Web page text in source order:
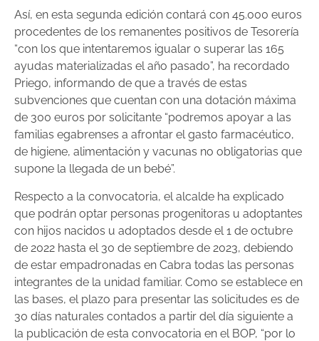
Así, en esta segunda edición contará con 45.000 euros
procedentes de los remanentes positivos de Tesorería
“con los que intentaremos igualar o superar las 165
ayudas materializadas el año pasado”, ha recordado
Priego, informando de que a través de estas
subvenciones que cuentan con una dotación máxima
de 300 euros por solicitante “podremos apoyar a las
familias egabrenses a afrontar el gasto farmacéutico,
de higiene, alimentación y vacunas no obligatorias que
supone la llegada de un bebé”.
Respecto a la convocatoria, el alcalde ha explicado
que podrán optar personas progenitoras u adoptantes
con hijos nacidos u adoptados desde el 1 de octubre
de 2022 hasta el 30 de septiembre de 2023, debiendo
de estar empadronadas en Cabra todas las personas
integrantes de la unidad familiar. Como se establece en
las bases, el plazo para presentar las solicitudes es de
30 días naturales contados a partir del día siguiente a
la publicación de esta convocatoria en el BOP, “por lo